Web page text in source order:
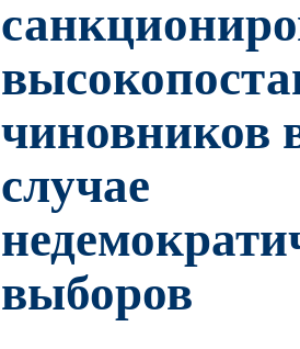
чиновников
случае
выборов